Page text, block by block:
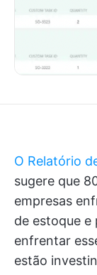
O Relatório
sugere que
empresas
de estoque e
enfrentar
estão